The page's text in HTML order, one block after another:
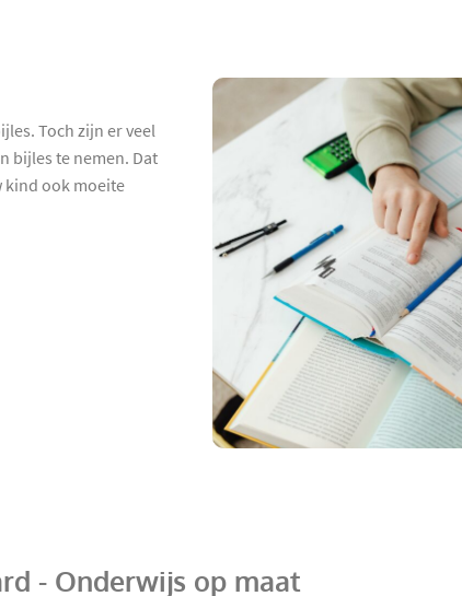
Toch zijn er veel
bijles te nemen. Dat
kind ook moeite
- Onderwijs op maat